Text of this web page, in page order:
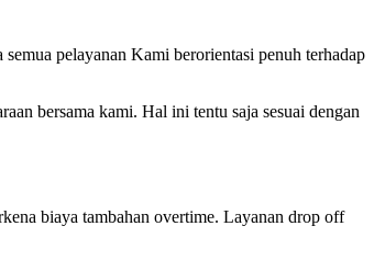
pelayanan Kami berorientasi penuh terhadap
bersama kami. Hal ini tentu saja sesuai dengan
biaya tambahan overtime. Layanan drop off